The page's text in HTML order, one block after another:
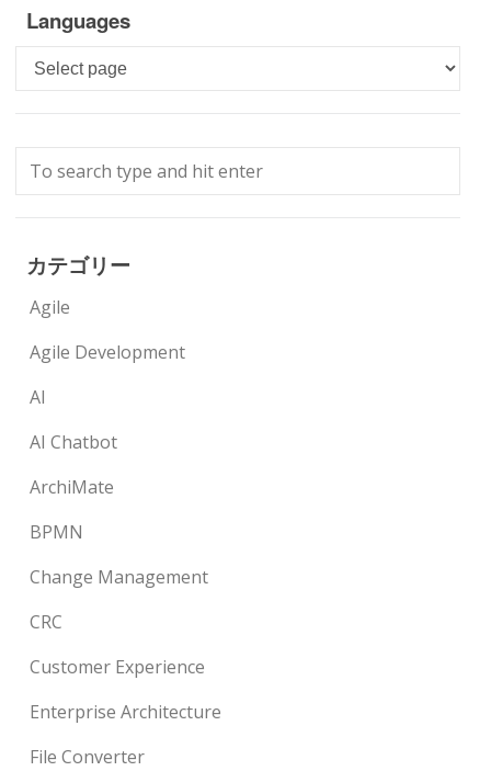
Languages
Languages
カテゴリー
Agile
Agile Development
AI
AI Chatbot
ArchiMate
BPMN
Change Management
CRC
Customer Experience
Enterprise Architecture
File Converter